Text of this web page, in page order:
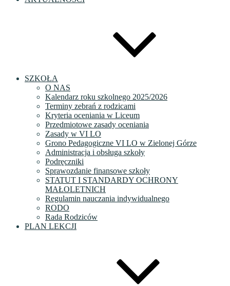
SZKOŁA
O NAS
Kalendarz roku szkolnego 2025/2026
Terminy zebrań z rodzicami
Kryteria oceniania w Liceum
Przedmiotowe zasady oceniania
Zasady w VI LO
Grono Pedagogiczne VI LO w Zielonej Górze
Administracja i obsługa szkoły
Podręczniki
Sprawozdanie finansowe szkoły
STATUT I STANDARDY OCHRONY
MAŁOLETNICH
Regulamin nauczania indywidualnego
RODO
Rada Rodziców
PLAN LEKCJI